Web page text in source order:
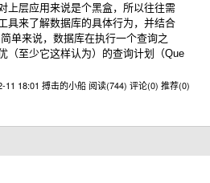
上层应用来说是个黑盒，所以往往需
具来了解数据库的具体行为，并结合
单来说，数据库在执行一个查询之
（至少它这样认为）的查询计划（Que
11 18:01 搏击的小船 阅读(744) 评论(0) 推荐(0)